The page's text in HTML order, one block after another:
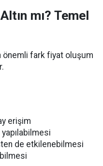
mı? Temel
önemli fark fiyat oluşum
erişim
de etkilenebilmesi